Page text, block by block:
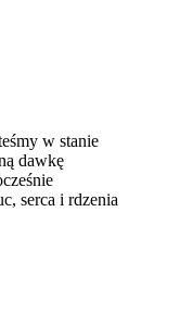
w stanie
dawkę
serca i rdzenia